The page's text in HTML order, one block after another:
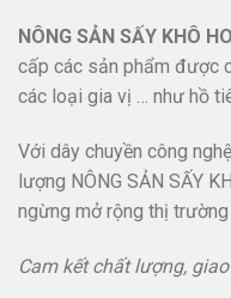
NÔNG SẢN SẤY KHÔ
cấp các sản phẩm được
các loại gia vị … như hồ
Với dây chuyền công
lượng NÔNG SẢN SẤY
ngừng mở rộng thị trường
Cam kết chất lượng,